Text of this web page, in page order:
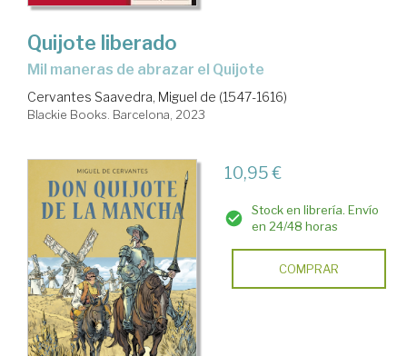
Quijote liberado
Mil maneras de abrazar el Quijote
Cervantes Saavedra, Miguel de (1547-1616)
Blackie Books. Barcelona, 2023
10,95 €
Stock en librería. Envío
en 24/48 horas
COMPRAR